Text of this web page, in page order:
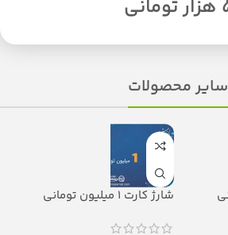
سایر محصولات
شارژ کارت 1 میلیون تومانی